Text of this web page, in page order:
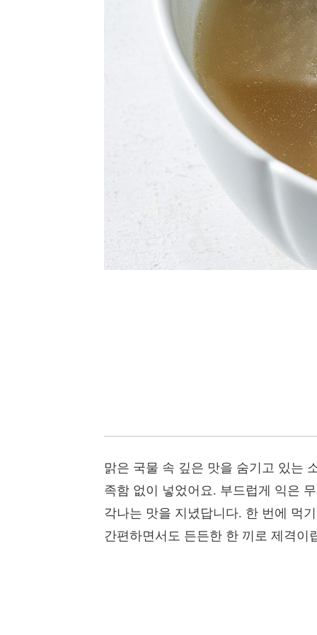
맑은 국물 속 깊은 맛을 숨기고 있는
족함 없이 넣었어요. 부드럽게 익은
각나는 맛을 지녔답니다. 한 번에 먹
간편하면서도 든든한 한 끼로 제격이